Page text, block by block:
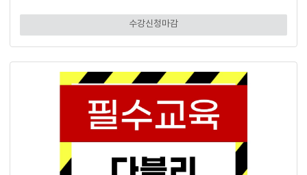
수강신청마감